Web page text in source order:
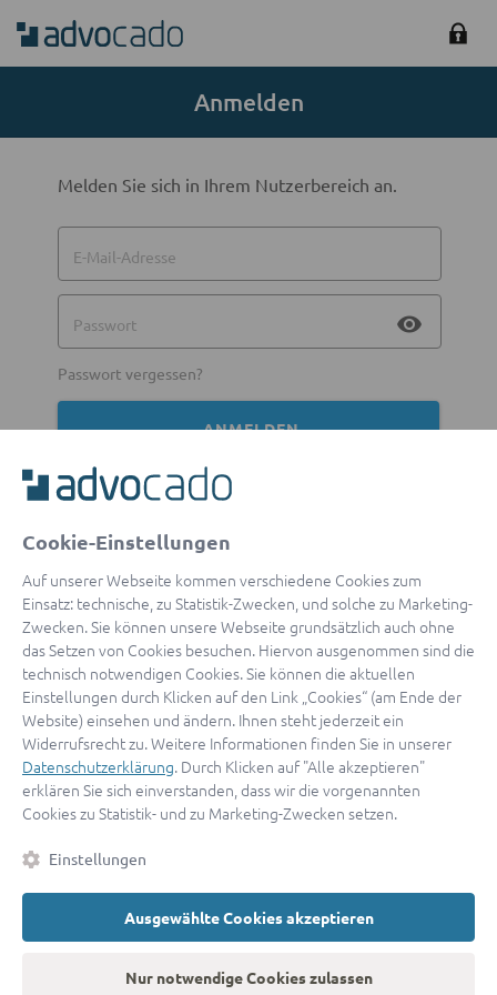
Anmelden
Melden Sie sich in Ihrem Nutzerbereich an.
E-Mail-Adresse
Passwort visibility
Passwort vergessen?
ANMELDEN
Mit Apple anmelden
Sign in with Google
By continuing, you are indicating that you accept ourTerms of
ServiceandPrivacy Policy.
Sie haben noch keinen Zugang?Hier registrieren
oder als Anwalt registrieren.
© 2026 advocado
Cookie-Einstellungen
Auf unserer Webseite kommen verschiedene Cookies zum
Einsatz: technische, zu Statistik-Zwecken, und solche zu Marketing-
Zwecken. Sie können unsere Webseite grundsätzlich auch ohne
das Setzen von Cookies besuchen. Hiervon ausgenommen sind die
technisch notwendigen Cookies. Sie können die aktuellen
Einstellungen durch Klicken auf den Link „Cookies“ (am Ende der
Website) einsehen und ändern. Ihnen steht jederzeit ein
Widerrufsrecht zu. Weitere Informationen finden Sie in unserer
Datenschutzerklärung. Durch Klicken auf "Alle akzeptieren"
erklären Sie sich einverstanden, dass wir die vorgenannten
Cookies zu Statistik- und zu Marketing-Zwecken setzen.
Einstellungen
Ausgewählte Cookies akzeptieren
Nur notwendige Cookies zulassen